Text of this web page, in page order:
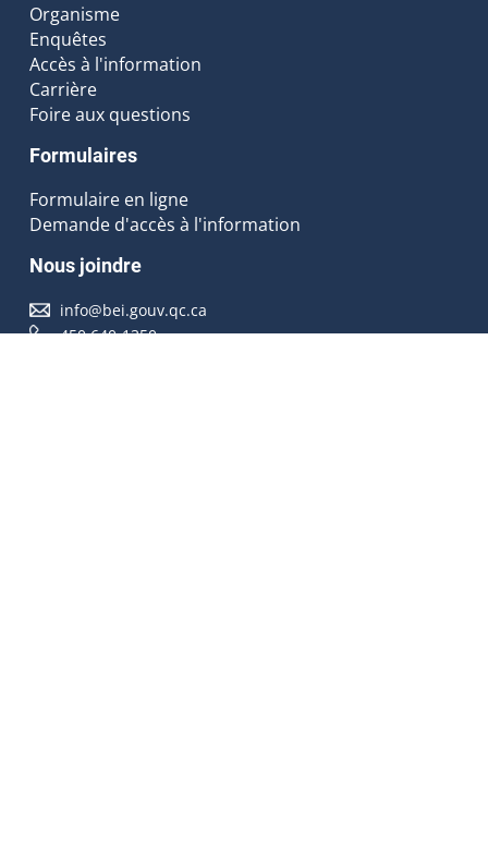
Organisme
Enquêtes
Accès à l'information
Carrière
Foire aux questions
Formulaires
Formulaire en ligne
Demande d'accès à l'information
Nous joindre
info@bei.gouv.qc.ca
450 640-1350